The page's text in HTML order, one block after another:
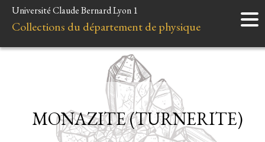
Accueil
Instruments
Liens et ressources
Université Claude Bernard Lyon 1
Collections du département de physique
MONAZITE (TURNERITE)